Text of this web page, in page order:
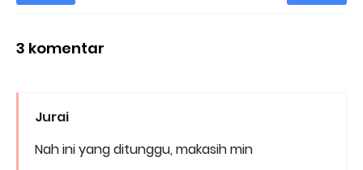
3 komentar
Jurai
Nah ini yang ditunggu, makasih min